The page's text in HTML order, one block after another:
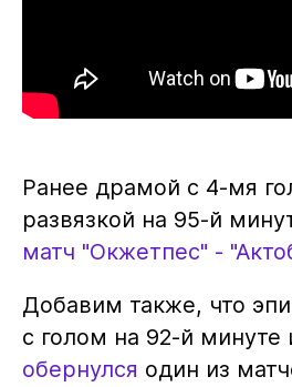
Ранее драмой с 4-мя
развязкой на 95-й
матч "Окжетпес" -
Добавим также, что
с голом на 92-й минуте
обернулся один из